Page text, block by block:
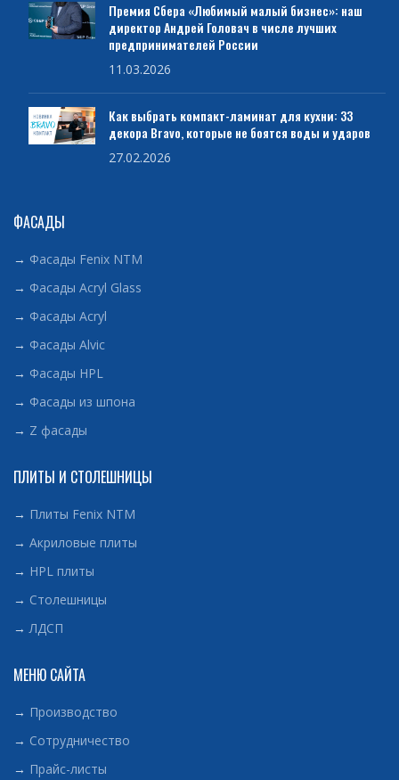
Премия Сбера «Любимый малый бизнес»: наш
директор Андрей Головач в числе лучших
предпринимателей России
11.03.2026
Как выбрать компакт-ламинат для кухни: 33
декора Bravo, которые не боятся воды и ударов
27.02.2026
ФАСАДЫ
→ Фасады Fenix NTM
→ Фасады Acryl Glass
→ Фасады Acryl
→ Фасады Alvic
→ Фасады HPL
→ Фасады из шпона
→ Z фасады
ПЛИТЫ И СТОЛЕШНИЦЫ
→ Плиты Fenix NTM
→ Акриловые плиты
→ HPL плиты
→ Столешницы
→ЛДСП
МЕНЮ САЙТА
→ Производство
→ Сотрудничество
→ Прайс-листы